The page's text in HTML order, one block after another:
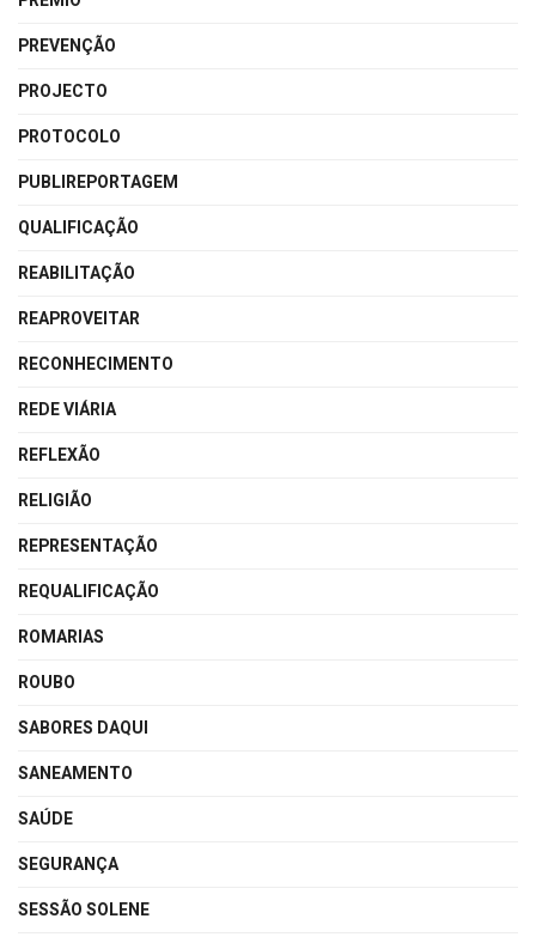
PREVENÇÃO
PROJECTO
PROTOCOLO
PUBLIREPORTAGEM
QUALIFICAÇÃO
REABILITAÇÃO
REAPROVEITAR
RECONHECIMENTO
REDE VIÁRIA
REFLEXÃO
RELIGIÃO
REPRESENTAÇÃO
REQUALIFICAÇÃO
ROMARIAS
ROUBO
SABORES DAQUI
SANEAMENTO
SAÚDE
SEGURANÇA
SESSÃO SOLENE